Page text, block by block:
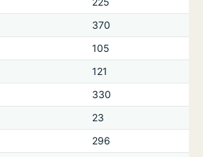
370
105
121
330
23
296